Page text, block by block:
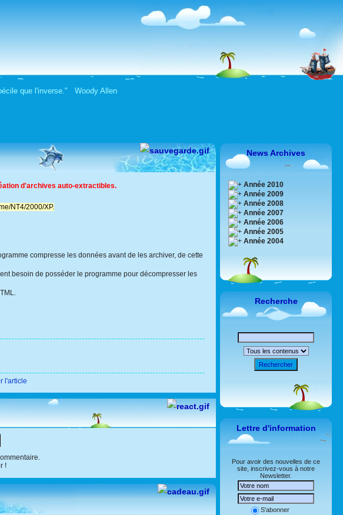
que l'inverse." Woody Allen
d'archives auto-extractibles.
NT4/2000/XP.
compresse les données avant de les archiver, de cette
besoin de posséder le programme pour décompresser les
l'article
!
News Archives
Année 2010
Année 2009
Année 2008
Année 2007
Année 2006
Année 2005
Année 2004
Recherche
Rechercher
Lettre d'information
Pour avoir des nouvelles de ce
site, inscrivez-vous à notre
Newsletter.
S'abonner